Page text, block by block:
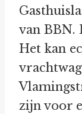
van BBN.
Het kan
zijn voor